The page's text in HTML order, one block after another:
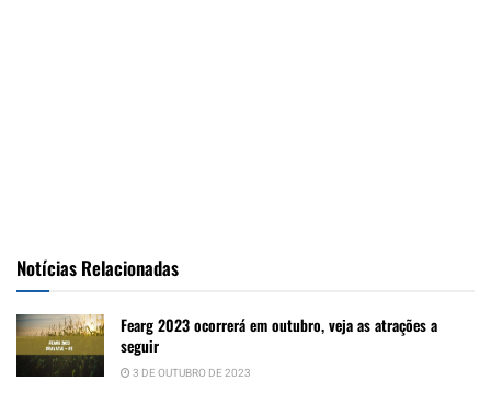
Notícias Relacionadas
Fearg 2023 ocorrerá em outubro, veja as atrações a
seguir
3 DE OUTUBRO DE 2023